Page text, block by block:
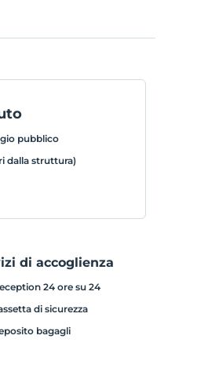
pubblico
dalla struttura)
di accoglienza
24 ore su 24
di sicurezza
bagagli